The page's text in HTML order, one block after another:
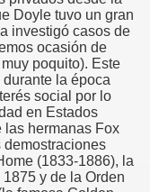
Doyle tuvo un gran
investigó casos de
ocasión de
poquito). Este
la época
social por lo
en Estados
las hermanas Fox
(1833-1886), la
y de la Orden